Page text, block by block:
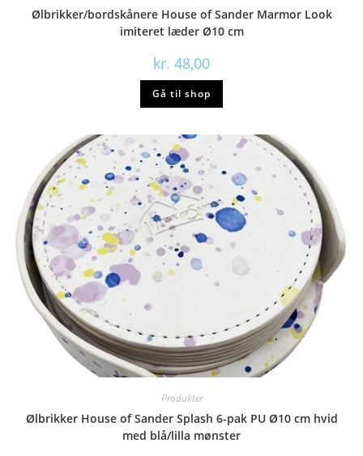
Ølbrikker/bordskånere House of Sander Marmor Look
imiteret læder Ø10 cm
kr. 48,00
Gå til shop
Produkter
Ølbrikker House of Sander Splash 6-pak PU Ø10 cm hvid
med blå/lilla mønster